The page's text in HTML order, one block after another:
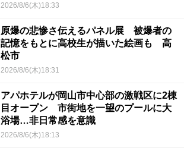
2026/8/6(木)18:33
原爆の悲惨さ伝えるパネル展 被爆者の
記憶をもとに高校生が描いた絵画も 高
松市
2026/8/6(木)18:31
アパホテルが岡山市中心部の激戦区に2棟
目オープン 市街地を一望のプールに大
浴場…非日常感を意識
2026/8/6(木)18:13